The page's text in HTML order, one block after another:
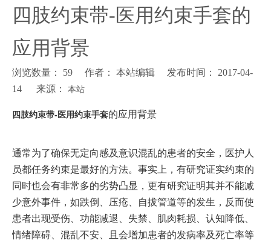
四肢约束带-医用约束手套的
应用背景
浏览数量： 59 作者： 本站编辑 发布时间： 2017-04-
14 来源： 本站
["wechat","weibo","qzone","douban","email"]
四肢约束带-医用约束手套的应用背景
通常为了确保无定向感及意识混乱的患者的安全，医护人
员都任务约束是最好的方法。事实上，有研究证实约束的
同时也会有非常多的劣势凸显，更有研究证明其并不能减
少意外事件，如跌倒、压疮、自拔管道等的发生，反而使
患者出现受伤、功能减退、失禁、肌肉耗损、认知降低、
情绪障碍、混乱不安、且会增加患者的发病率及死亡率等